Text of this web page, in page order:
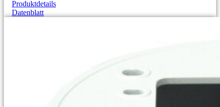
Produktdetails
Datenblatt